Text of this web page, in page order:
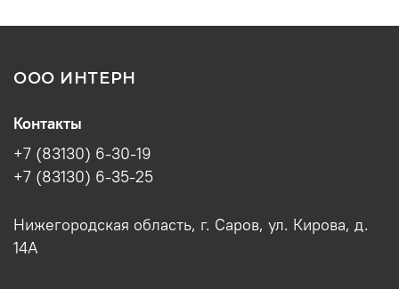
ООО ИНТЕРН
Контакты
+7 (83130) 6-30-19
+7 (83130) 6-35-25
Нижегородская область, г. Саров, ул. Кирова, д.
14А